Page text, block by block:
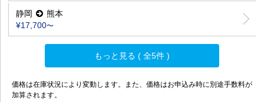
静岡
熊本
¥17,700〜
もっと見る ( 全5件 )
価格は在庫状況により変動します。また、価格はお申込み時に別途手数料が
加算されます。